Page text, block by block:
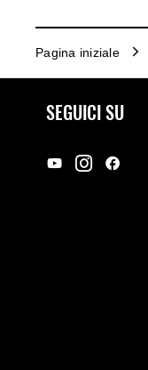
Pagina iniziale
SEGUICI SU